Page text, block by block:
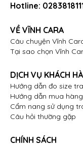
Hotline:
VỀ VĨNH CARA
Câu chuyện Vĩnh
Tại sao chọn Vĩnh
DỊCH VỤ KHÁCH
Hướng dẫn đo size
Hướng dẫn mua
Cẩm nang sử dụng
Câu hỏi thường gặp
CHÍNH SÁCH